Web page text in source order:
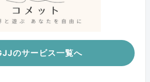
のサービス一覧へ